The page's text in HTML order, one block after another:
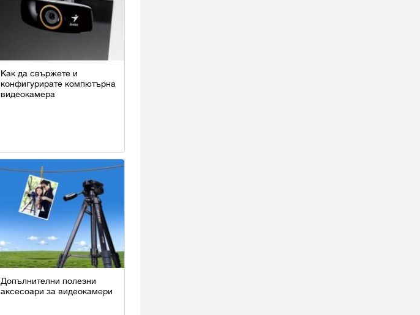
Как да свържете и
конфигурирате компютърна
видеокамера
Допълнителни полезни
аксесоари за видеокамери